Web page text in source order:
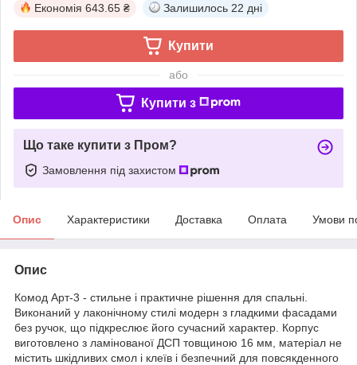
Економія 643.65 ₴ Залишилось 22 дні
Купити
або
Купити з
Що таке купити з Пром?
Замовлення під захистом
Опис Характеристики Доставка Оплата Умови
Опис
Комод Арт-3 - стильне і практичне рішення для спальні.
Виконаний у лаконічному стилі модерн з гладкими фасадами
без ручок, що підкреслює його сучасний характер. Корпус
виготовлено з ламінованої ДСП товщиною 16 мм, матеріал не
містить шкідливих смол і клеїв і безпечний для повсякденного